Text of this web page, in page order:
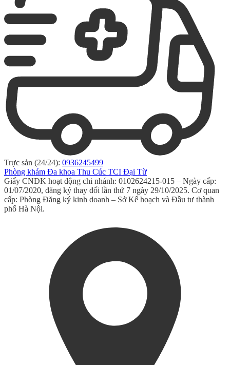
Trực sản (24/24): 0936245499
Phòng khám Đa khoa Thu Cúc TCI Đại Từ
Giấy CNĐK hoạt động chi nhánh: 0102624215-015 – Ngày cấp:
01/07/2020, đăng ký thay đổi lần thứ 7 ngày 29/10/2025. Cơ quan
cấp: Phòng Đăng ký kinh doanh – Sở Kế hoạch và Đầu tư thành
phố Hà Nội.